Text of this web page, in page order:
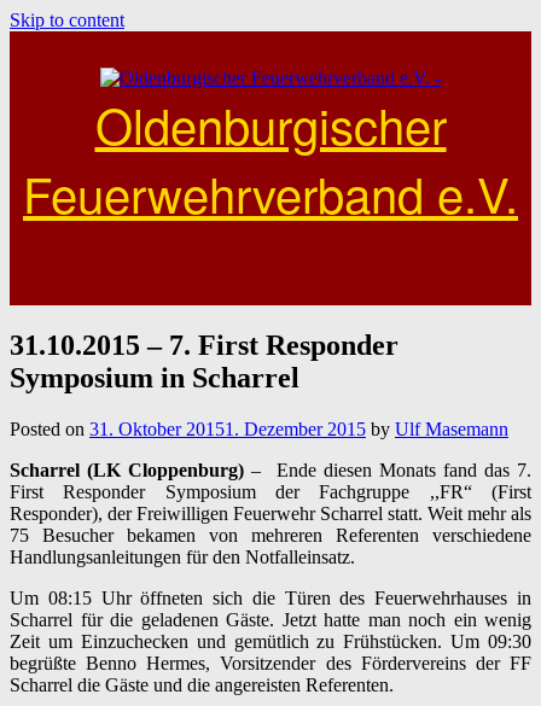
Skip to content
Oldenburgischer
Feuerwehrverband e.V.
31.10.2015 – 7. First Responder
Symposium in Scharrel
Posted on 31. Oktober 20151. Dezember 2015 by Ulf Masemann
Scharrel (LK Cloppenburg) – Ende diesen Monats fand das 7.
First Responder Symposium der Fachgruppe ,,FR“ (First
Responder), der Freiwilligen Feuerwehr Scharrel statt. Weit mehr als
75 Besucher bekamen von mehreren Referenten verschiedene
Handlungsanleitungen für den Notfalleinsatz.
Um 08:15 Uhr öffneten sich die Türen des Feuerwehrhauses in
Scharrel für die geladenen Gäste. Jetzt hatte man noch ein wenig
Zeit um Einzuchecken und gemütlich zu Frühstücken. Um 09:30
begrüßte Benno Hermes, Vorsitzender des Fördervereins der FF
Scharrel die Gäste und die angereisten Referenten.